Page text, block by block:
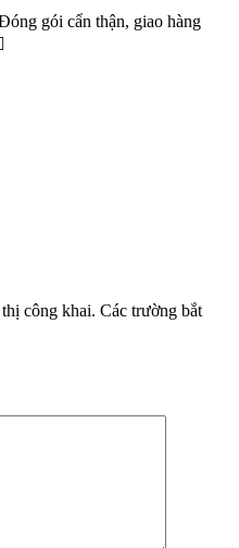
gói cẩn thận, giao hàng
công khai. Các trường bắt